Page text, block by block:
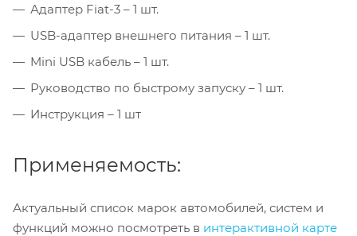
Адаптер Fiat-3 – 1 шт.
USB-адаптер внешнего питания – 1 шт.
Mini USB кабель – 1 шт.
Руководство по быстрому запуску – 1 шт.
Инструкция – 1 шт
Применяемость:
Актуальный список марок автомобилей, систем и
функций можно посмотреть в интерактивной карте